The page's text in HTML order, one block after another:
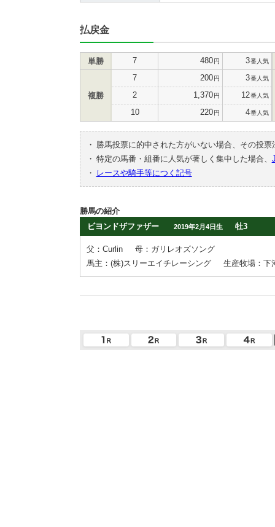
払戻金
単勝 7 480円 3番人気
複勝
7 200円 3番人気
2 1,370円 12番人気
10 220円 4番人気
・
勝馬投票に的中された方がいない場合、その投
・ 特定の馬番・組番に人気が著しく集中した場合、
・
レースや騎手等につく記号
勝馬の紹介
ビヨンドザファザー
2019年2月4日生 牡3
父：Curlin
母：ガリレオズソング
馬主：(株)スリーエイチレーシング
生産牧場：下